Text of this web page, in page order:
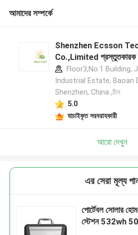
আমাদের সম্পর্কে
Shenzhen Ecsson
Co.,Limited প্রস্তুতকারক
Floor3,No.1 Building,
Industrial Estate, Baoan
Shenzhen, China ,চীন
5.0
যাচাইকৃত সরবরাহকারী
আরো দেখুন
এর সেরা মূল্য
পোর্টেবল সোলার হোম
স্টেশন 532wh